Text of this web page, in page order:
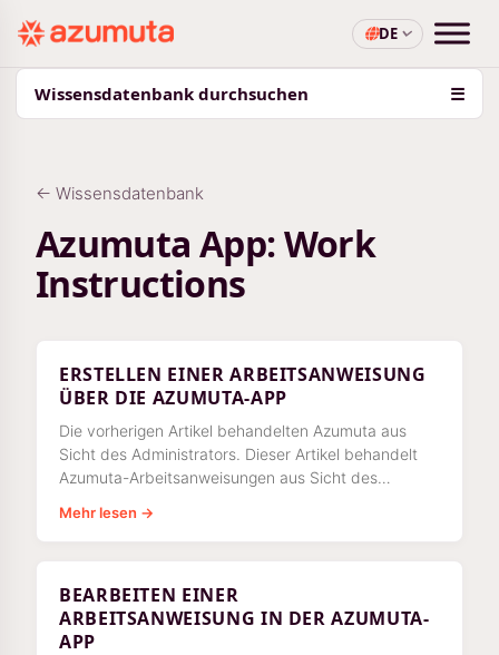
DE
Wissensdatenbank durchsuchen ☰
← Wissensdatenbank
Azumuta App: Work
Instructions
ERSTELLEN EINER ARBEITSANWEISUNG
ÜBER DIE AZUMUTA-APP
Die vorherigen Artikel behandelten Azumuta aus
Sicht des Administrators. Dieser Artikel behandelt
Azumuta-Arbeitsanweisungen aus Sicht des
Mehr lesen →
BEARBEITEN EINER
ARBEITSANWEISUNG IN DER AZUMUTA-
APP